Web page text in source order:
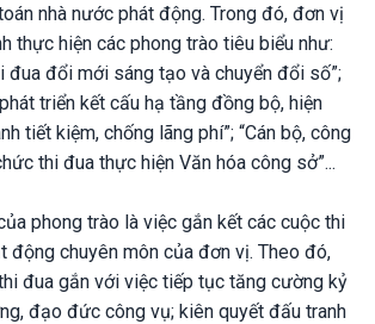
nhà nước phát động. Trong đó, đơn vị
thực hiện các phong trào tiêu biểu như:
đua đổi mới sáng tạo và chuyển đổi số”;
triển kết cấu hạ tầng đồng bộ, hiện
tiết kiệm, chống lãng phí”; “Cán bộ, công
thi đua thực hiện Văn hóa công sở”...
phong trào là việc gắn kết các cuộc thi
động chuyên môn của đơn vị. Theo đó,
đua gắn với việc tiếp tục tăng cường kỷ
đạo đức công vụ; kiên quyết đấu tranh